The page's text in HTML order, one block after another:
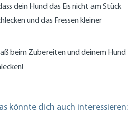
dein Hund das Eis nicht am Stück
und das Fressen kleiner
beim Zubereiten und deinem Hund
könnte dich auch interessieren: